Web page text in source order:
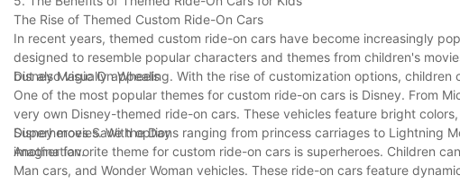
The Rise of Themed Custom Ride-On Cars
In recent years, themed custom ride-on cars have become increasingly
designed to resemble popular characters and themes from children's
but also visually appealing. With the rise of customization options,
Disney Magic On Wheels
One of the most popular themes for custom ride-on cars is Disney. From
very own Disney-themed ride-on cars. These vehicles feature bright
Disney movies. With options ranging from princess carriages to Lightning
imagination.
Superheroes Save the Day
Another favorite theme for custom ride-on cars is superheroes. Children
Man cars, and Wonder Woman vehicles. These ride-on cars feature